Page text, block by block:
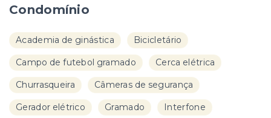
Condomínio
Academia de ginástica Bicicletário
Campo de futebol gramado Cerca elétrica
Churrasqueira Câmeras de segurança
Gerador elétrico Gramado Interfone